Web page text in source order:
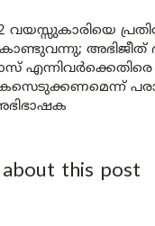
വയസ്സുകാരിയെ
അഭിജീത്
about this post